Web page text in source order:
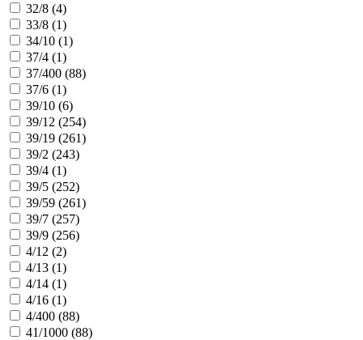
32/8 (4)
33/8 (1)
34/10 (1)
37/4 (1)
37/400 (88)
37/6 (1)
39/10 (6)
39/12 (254)
39/19 (261)
39/2 (243)
39/4 (1)
39/5 (252)
39/59 (261)
39/7 (257)
39/9 (256)
4/12 (2)
4/13 (1)
4/14 (1)
4/16 (1)
4/400 (88)
41/1000 (88)